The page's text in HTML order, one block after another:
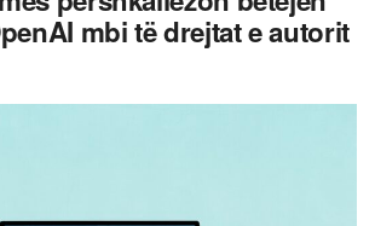
mbi të drejtat e autorit